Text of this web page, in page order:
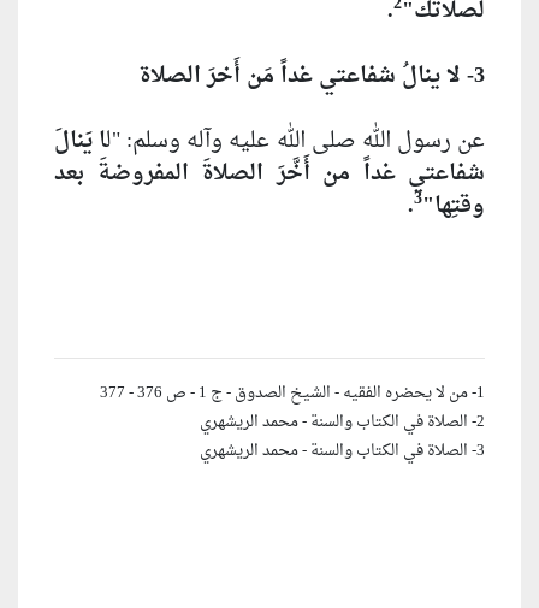
لصلاتك" .
3- لا ينالُ شفاعتي غداً مَن أَخرَ الصلاة
عن رسول الله صلى الله عليه وآله وسلم: "لا يَنالَ
شفاعتي غداً من أَخَّرَ الصلاةَ المفروضةَ بعد
وقتِها"3
.
1- من لا يحضره الفقيه - الشيخ الصدوق - ج 1 - ص 376 - 377
2- الصلاة في الكتاب والسنة - محمد الريشهري
3- الصلاة في الكتاب والسنة - محمد الريشهري